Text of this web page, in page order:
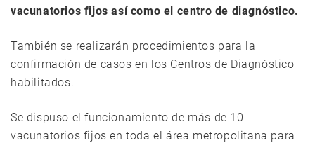
vacunatorios fijos así como el centro de diagnóstico.
También se realizarán procedimientos para la
confirmación de casos en los Centros de Diagnóstico
habilitados.
Se dispuso el funcionamiento de más de 10
vacunatorios fijos en toda el área metropolitana para